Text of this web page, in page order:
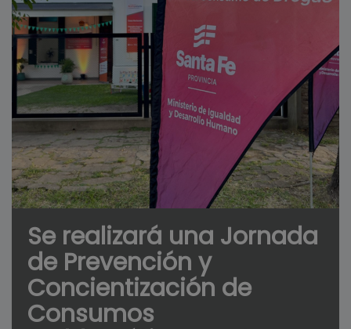
Se realizará una Jornada
de Prevención y
Concientización de
Consumos